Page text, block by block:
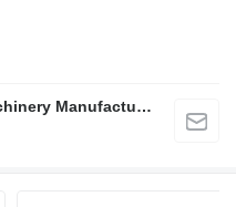
Xuzhou FMAN Construction Machinery Manufacture Co., Ltd.